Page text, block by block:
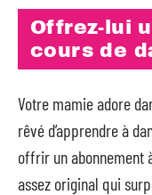
Offrez-lui
cours de
Votre mamie adore
rêvé d’apprendre à
offrir un abonnement
assez original qui